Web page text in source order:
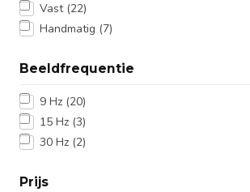
Vast (22)
Handmatig (7)
Beeldfrequentie
9 Hz (20)
15 Hz (3)
30 Hz (2)
Prijs